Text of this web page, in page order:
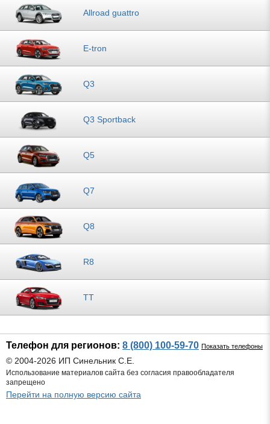
Allroad guattro
E-tron
Q3
Q3 Sportback
Q5
Q7
Q8
R8
TT
Телефон для регионов: 8 (800) 100-59-70 Показать телефоны
© 2004-2026 ИП Синельник С.Е.
Использование материалов сайта без согласия правообладателя
запрещено
Перейти на полную версию сайта